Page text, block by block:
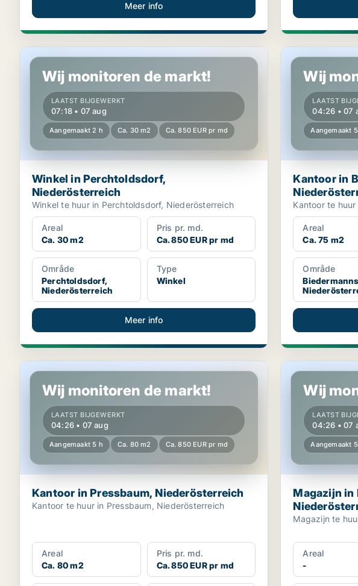
Meer info
Winkel in Perchtoldsdorf, Niederösterreich
Wij monitoren de markt!
LAATST BIJGEWERKT
07:18 • 07 aug
Aangemaakt 2 h Ca. 30 m2 Ca. 850 EUR pr md
Winkel in Perchtoldsdorf,
Niederösterreich
Winkel te huur in Perchtoldsdorf, Niederösterreich
Areal
Ca. 30 m2
Pris pr. md.
Ca. 850 EUR pr md
Område
Perchtoldsdorf,
Niederösterreich
Type
Winkel
Meer info
Kantoor in
Wij
LAATST
04:26 • 07
Aangemaakt
Kantoor in
Kantoor te
Areal
Ca. 75 m2
Område
Kantoor in Pressbaum, Niederösterreich
Wij monitoren de markt!
LAATST BIJGEWERKT
04:26 • 07 aug
Aangemaakt 5 h Ca. 80 m2 Ca. 850 EUR pr md
Kantoor in Pressbaum, Niederösterreich
Kantoor te huur in Pressbaum, Niederösterreich
Areal
Ca. 80 m2
Pris pr. md.
Ca. 850 EUR pr md
Magazijn in
Wij
LAATST
04:26 • 07
Aangemaakt
Magazijn in
Magazijn te
Areal
-